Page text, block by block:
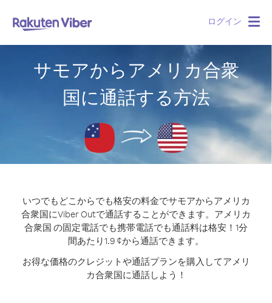
ログイン
サモアからアメリカ合衆
国に通話する方法
いつでもどこからでも格安の料金でサモアからアメリカ
合衆国にViber Outで通話することができます。 アメリカ
合衆国 の固定電話でも携帯電話でも通話料は格安！1分
間あたり1.9 ¢から通話できます。
お得な価格のクレジットや通話プランを購入してアメリ
カ合衆国に通話しよう！